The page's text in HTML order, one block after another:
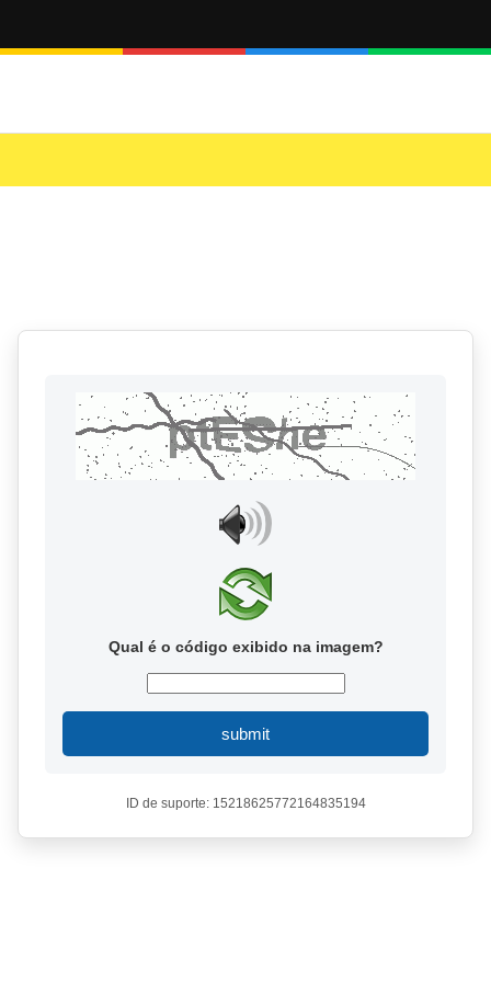
Qual é o código exibido na imagem?
submit
ID de suporte: 15218625772164835194